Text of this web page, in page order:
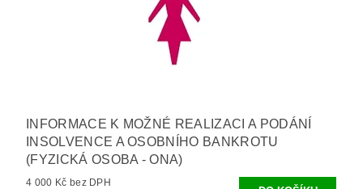
INFORMACE K MOŽNÉ REALIZACI A PODÁNÍ
INSOLVENCE A OSOBNÍHO BANKROTU
(FYZICKÁ OSOBA - ONA)
4 000 Kč bez DPH